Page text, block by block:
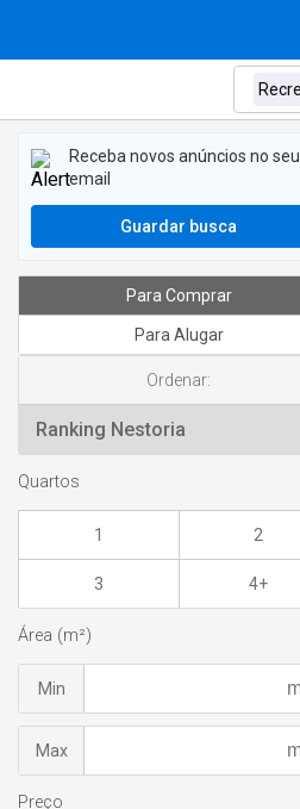
Receba novos anúncios no seu
email
Guardar busca
Para Comprar
Para Alugar
Ordenar:
Quartos
1 2
3 4+
Área (m²)
Min
Max
Preço